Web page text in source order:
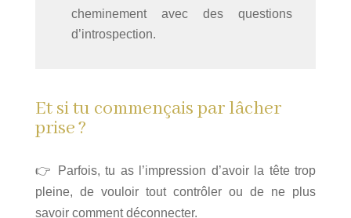
cheminement avec des questions
d’introspection.
Et si tu commençais par lâcher
prise ?
👉 Parfois, tu as l’impression d’avoir la tête trop
pleine, de vouloir tout contrôler ou de ne plus
savoir comment déconnecter.